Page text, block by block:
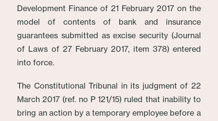
Development Finance of 21 February 2017 on the
model of contents of bank and insurance
guarantees submitted as excise security (Journal
of Laws of 27 February 2017, item 378) entered
into force.
The Constitutional Tribunal in its judgment of 22
March 2017 (ref. no P 121/15) ruled that inability to
bring an action by a temporary employee before a